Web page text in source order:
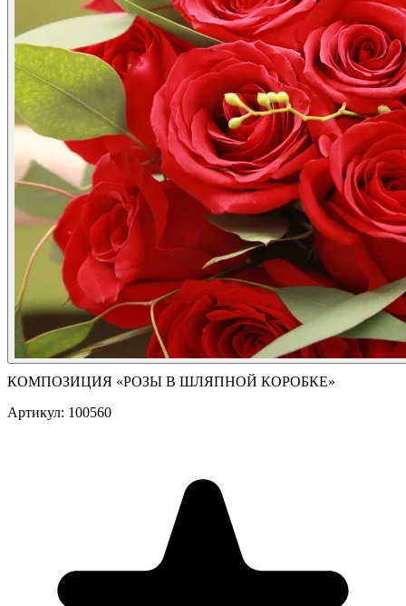
КОМПОЗИЦИЯ «РОЗЫ В ШЛЯПНОЙ КОРОБКЕ»
Артикул: 100560